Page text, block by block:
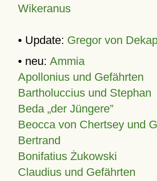
Wikeranus
• Update: Gregor von
• neu: Ammia
Apollonius und Gefährten
Bartholuccius und Stephan
Beda „der Jüngere”
Beocca von Chertsey und
Bertrand
Bonifatius Żukowski
Claudius und Gefährten